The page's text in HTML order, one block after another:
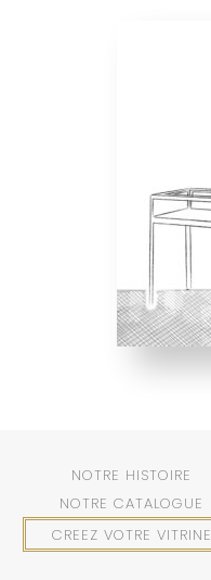
NOTRE HISTOIRE
NOTRE CATALOGUE
CREEZ VOTRE VITRINE